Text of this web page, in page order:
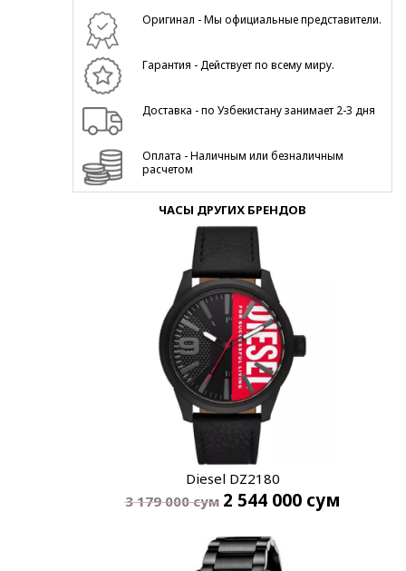
Оригинал - Мы официальные представители.
Гарантия - Действует по всему миру.
Доставка - по Узбекистану занимает 2-3 дня
Оплата - Наличным или безналичным
расчетом
ЧАСЫ ДРУГИХ БРЕНДОВ
Diesel DZ2180
3 179 000сум 2 544 000 сум